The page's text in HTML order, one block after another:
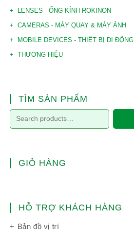
LENSES - ỐNG KÍNH ROKINON
CAMERAS - MÁY QUAY & MÁY ẢNH
MOBILE DEVICES - THIẾT BỊ DI ĐỘNG
THƯƠNG HIỆU
TÌM SẢN PHẨM
GIỎ HÀNG
HỖ TRỢ KHÁCH HÀNG
Bản đồ vị trí